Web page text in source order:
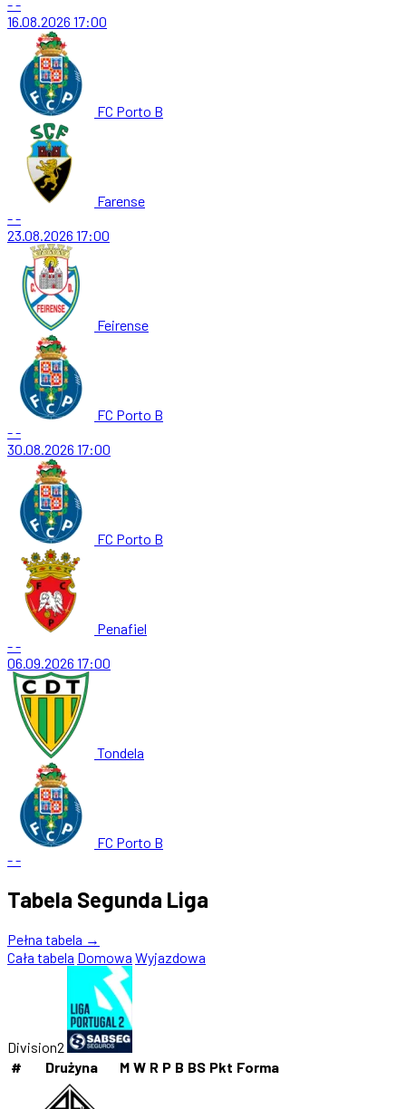
--
16.08.2026 17:00
FC Porto B
Farense
--
23.08.2026 17:00
Feirense
FC Porto B
--
30.08.2026 17:00
FC Porto B
Penafiel
--
06.09.2026 17:00
Tondela
FC Porto B
--
Tabela Segunda Liga
Pełna tabela →
Cała tabela Domowa Wyjazdowa
Division2
#
Drużyna M W R P B BS Pkt Forma